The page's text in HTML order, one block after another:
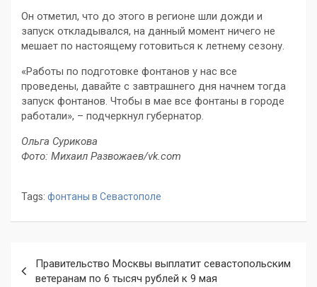
Он отметил, что до этого в регионе шли дожди и
запуск откладывался, на данный момент ничего не
мешает по настоящему готовиться к летнему сезону.
«Работы по подготовке фонтанов у нас все
проведены, давайте с завтрашнего дня начнем тогда
запуск фонтанов. Чтобы в мае все фонтаны в городе
работали», – подчеркнул губернатор.
Ольга Сурикова
Фото: Михаил Развожаев/vk.com
Tags: фонтаны в Севастополе
по
Правительство Москвы выплатит севастопольским
ветеранам по 6 тысяч рублей к 9 мая